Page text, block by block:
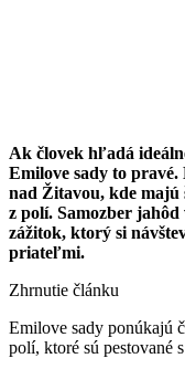
Ak človek hľadá
Emilove sady to
nad Žitavou, kde majú
z polí. Samozber
zážitok, ktorý si
priateľmi.
Zhrnutie článku
Emilove sady ponúkajú
polí, ktoré sú pestované